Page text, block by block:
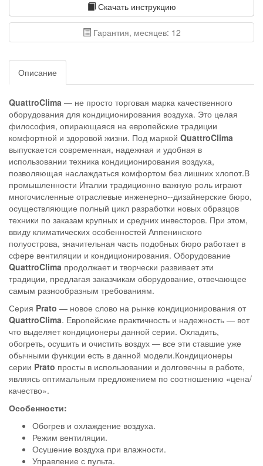
Скачать инструкцию
Гарантия, месяцев: 12
Описание
QuattroClima — не просто торговая марка качественного
оборудования для кондиционирования воздуха. Это целая
философия, опирающаяся на европейские традиции
комфортной и здоровой жизни. Под маркой QuattroClima
выпускается современная, надежная и удобная в
использовании техника кондиционирования воздуха,
позволяющая наслаждаться комфортом без лишних хлопот.В
промышленности Италии традиционно важную роль играют
многочисленные отраслевые инженерно-‐дизайнерские бюро,
осуществляющие полный цикл разработки новых образцов
техники по заказам крупных и средних инвесторов. При этом,
ввиду климатических особенностей Аппенинского
полуострова, значительная часть подобных бюро работает в
сфере вентиляции и кондиционирования. Оборудование
QuattroClima продолжает и творчески развивает эти
традиции, предлагая заказчикам оборудование, отвечающее
самым разнообразным требованиям.
Серия Prato — новое слово на рынке кондиционирования от
QuattroClima. Европейские практичность и надежность — вот
что выделяет кондиционеры данной серии. Охладить,
обогреть, осушить и очистить воздух — все эти ставшие уже
обычными функции есть в данной модели.Кондиционеры
серии Prato просты в использовании и долговечны в работе,
являясь оптимальным предложением по соотношению «цена/
качество».
Особенности:
Обогрев и охлаждение воздуха.
Режим вентиляции.
Осушение воздуха при влажности.
Управление с пульта.